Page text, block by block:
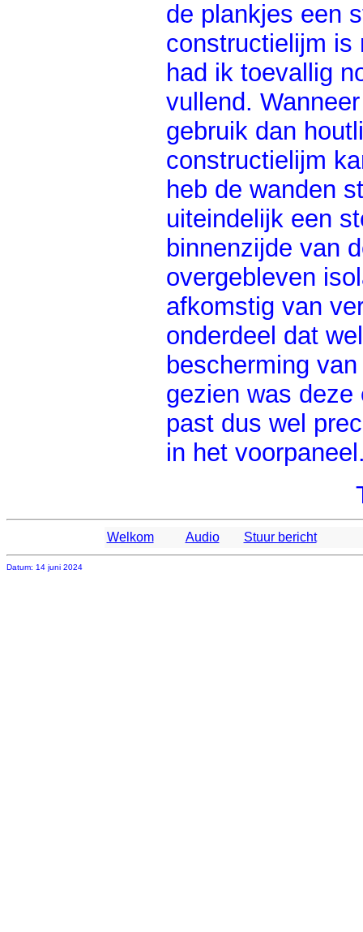
de plankjes een
constructielijm is
had ik toevallig
vullend.
gebruik dan
constructielijm
heb de wanden
uiteindelijk een
binnenzijde van
overgebleven
afkomstig van
onderdeel dat
bescherming
gezien was
past dus wel
in het
Welkom Audio Stuur bericht
Datum: 14 juni 2024